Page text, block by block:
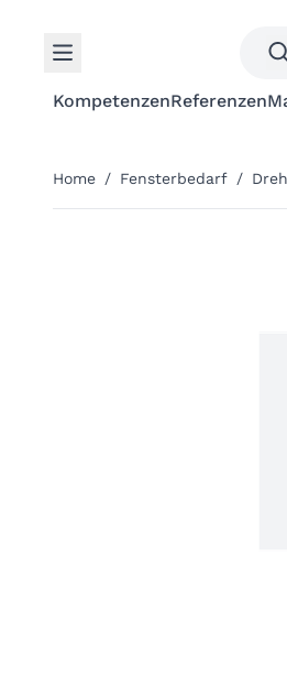
KompetenzenReferenzen
Home / Fensterbedarf /